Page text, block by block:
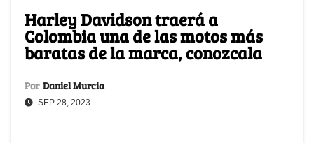
Harley Davidson traerá a
Colombia una de las motos más
baratas de la marca, conozcala
Por Daniel Murcia
SEP 28, 2023